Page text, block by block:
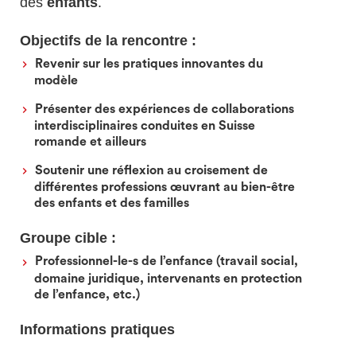
Objectifs de la rencontre :
Revenir sur les pratiques innovantes du
modèle
Présenter des expériences de collaborations
interdisciplinaires conduites en Suisse
romande et ailleurs
Soutenir une réflexion au croisement de
différentes professions œuvrant au bien-être
des enfants et des familles
Groupe cible :
Professionnel-le-s de l’enfance (travail social,
domaine juridique, intervenants en protection
de l’enfance, etc.)
Informations pratiques